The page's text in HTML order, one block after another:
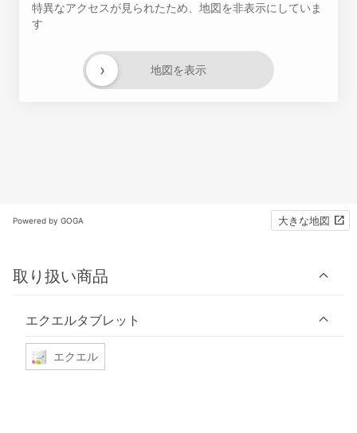
特異なアクセスが見られたため、地図を非表示にしていま
す
地図を表示
›
Powered by GOGA 大きな地図
取り扱い商品
エクエルタブレット
エクエル